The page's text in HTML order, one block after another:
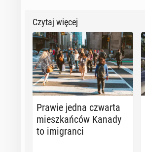
Czytaj więcej
Prawie jedna czwarta
miesz­kań­ców Kanady
to imi­gran­ci